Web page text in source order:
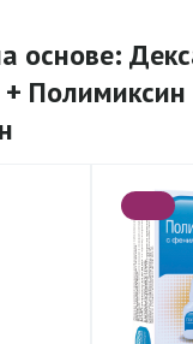
основе:
Полимиксин